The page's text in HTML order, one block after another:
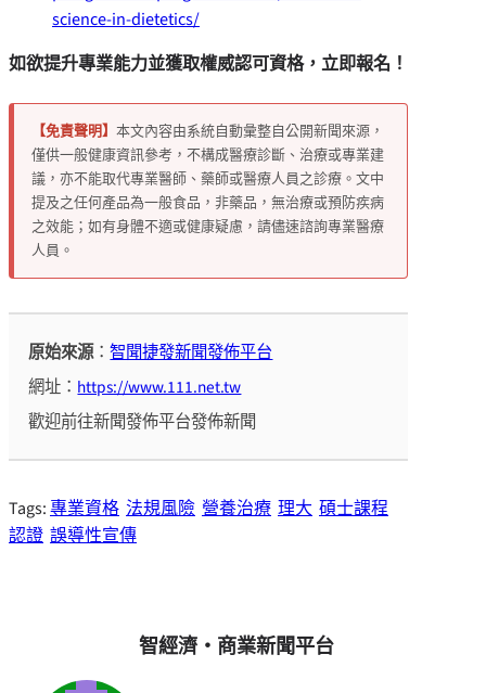
science-in-dietetics/
如欲提升專業能力並獲取權威認可資格，立即報名！
【免責聲明】 本文內容由系統自動彙整自公開新聞來源，
僅供一般健康資訊參考，不構成醫療診斷、治療或專業建
議，亦不能取代專業醫師、藥師或醫療人員之診療。文中
提及之任何產品為一般食品，非藥品，無治療或預防疾病
之效能；如有身體不適或健康疑慮，請儘速諮詢專業醫療
人員。
原始來源：智聞捷發新聞發佈平台
網址： https://www.111.net.tw
歡迎前往新聞發佈平台發佈新聞
Tags:專業資格 法規風險 營養治療 理大 碩士課程
認證 誤導性宣傳
智經濟・商業新聞平台